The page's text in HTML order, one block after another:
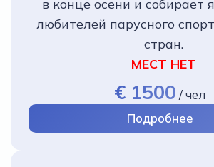
в конце осени и собирает
любителей парусного
стран.
МЕСТ НЕТ
€ 1500 /чел
Подробнее